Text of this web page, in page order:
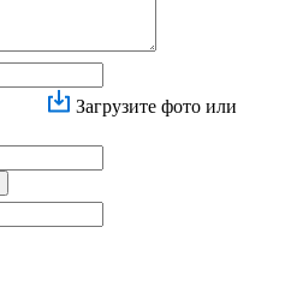
Загрузите фото или